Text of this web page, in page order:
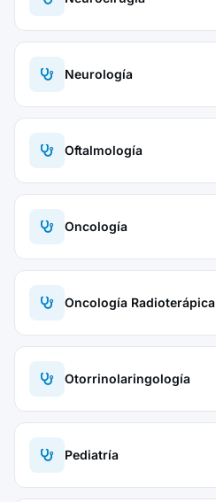
Neurología
Oftalmología
Oncología
Oncología Radioterápica
Otorrinolaringología
Pediatría